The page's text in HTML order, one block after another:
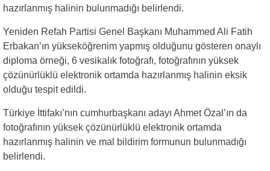
hazırlanmış halinin bulunmadığı belirlendi.
Yeniden Refah Partisi Genel Başkanı Muhammed Ali Fatih
Erbakan’ın yükseköğrenim yapmış olduğunu gösteren onaylı
diploma örneği, 6 vesikalık fotoğrafı, fotoğrafının yüksek
çözünürlüklü elektronik ortamda hazırlanmış halinin eksik
olduğu tespit edildi.
Türkiye İttifakı’nın cumhurbaşkanı adayı Ahmet Özal’ın da
fotoğrafının yüksek çözünürlüklü elektronik ortamda
hazırlanmış halinin ve mal bildirim formunun bulunmadığı
belirlendi.